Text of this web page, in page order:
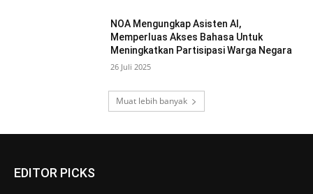
NOA Mengungkap Asisten AI,
Memperluas Akses Bahasa Untuk
Meningkatkan Partisipasi Warga Negara
26 Juli 2025
Muat lebih banyak
EDITOR PICKS